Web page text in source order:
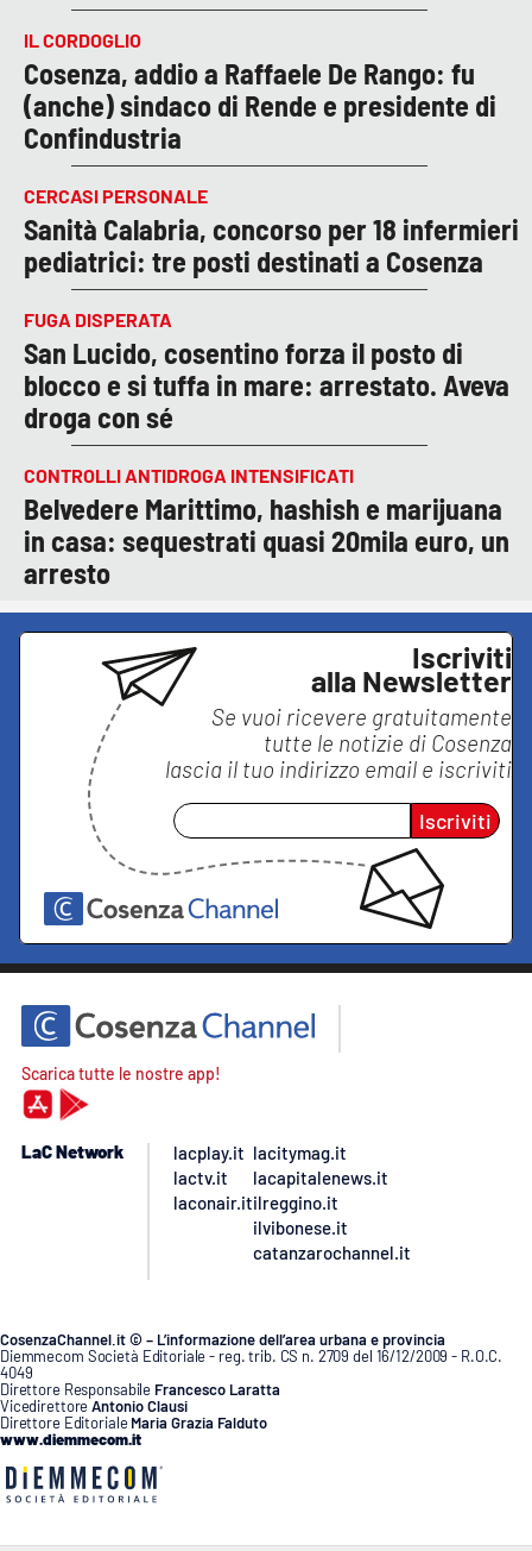
IL CORDOGLIO
Cosenza, addio a Raffaele De Rango: fu
(anche) sindaco di Rende e presidente di
Confindustria
CERCASI PERSONALE
Sanità Calabria, concorso per 18 infermieri
pediatrici: tre posti destinati a Cosenza
FUGA DISPERATA
San Lucido, cosentino forza il posto di
blocco e si tuffa in mare: arrestato. Aveva
droga con sé
CONTROLLI ANTIDROGA INTENSIFICATI
Belvedere Marittimo, hashish e marijuana
in casa: sequestrati quasi 20mila euro, un
arresto
Iscriviti
alla Newsletter
Se vuoi ricevere gratuitamente
tutte le notizie di Cosenza
lascia il tuo indirizzo email e iscriviti
Iscriviti
Scarica tutte le nostre app!
LaC Network
lacplay.it
lactv.it
laconair.it
lacitymag.it
lacapitalenews.it
ilreggino.it
ilvibonese.it
catanzarochannel.it
CosenzaChannel.it © – L’informazione dell’area urbana e provincia
Diemmecom Società Editoriale - reg. trib. CS n. 2709 del 16/12/2009 - R.O.C.
4049
Direttore Responsabile Francesco Laratta
VicedirettoreAntonio Clausi
Direttore Editoriale Maria Grazia Falduto
www.diemmecom.it